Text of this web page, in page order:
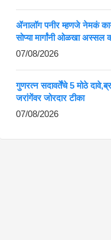
ॲनालॉग पनीर म्हणजे नेमकं
सोप्या मार्गांनी ओळखा अस्सल
07/08/2026
गुणरत्न सदावर्तेंचे 5 मोठे
जरांगेंवर जोरदार टीका
07/08/2026